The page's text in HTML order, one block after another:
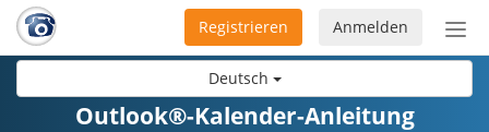
Deutsch
Anmelden
Registrieren
Outlook®-Kalender-Anleitung